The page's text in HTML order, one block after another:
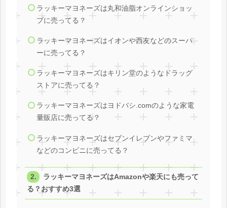
ラッキーマヨネーズは丸和油脂オンラインショッ
プに売ってる？
ラッキーマヨネーズはイオンや西友などのスーパ
ーに売ってる？
ラッキーマヨネーズはキリン堂のようなドラッグ
ストアに売ってる？
ラッキーマヨネーズはヨドバシ.comのような家電
量販店に売ってる？
ラッキーマヨネーズはセブンイレブンやファミマ
などのコンビニに売ってる？
ラッキーマヨネーズはAmazonや楽天にも売って
る？おすすめ3選